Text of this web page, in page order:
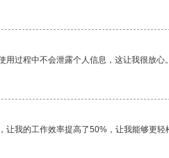
用过程中不会泄露个人信息，这让我很放
让我的工作效率提高了50%，让我能够更轻